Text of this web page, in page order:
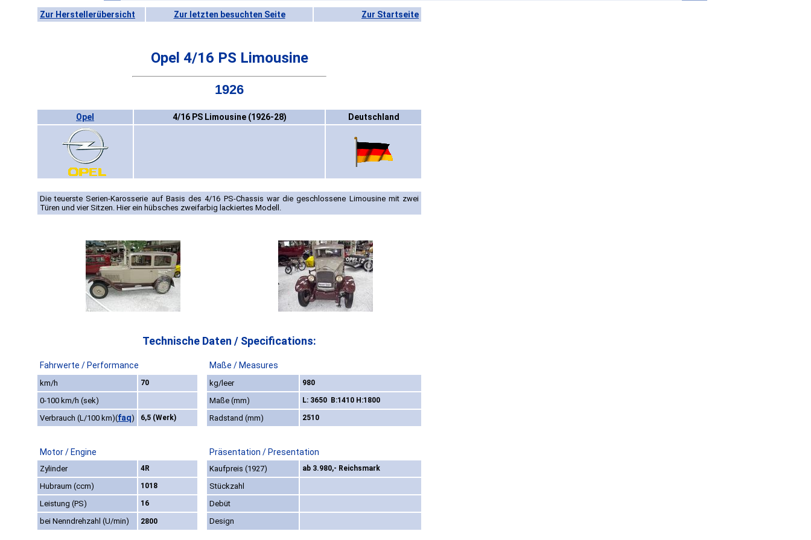
Zur Herstellerübersicht Zur letzten besuchten Seite Zur Startseite
Opel 4/16 PS Limousine
1926
Opel 4/16 PS Limousine (1926-28) Deutschland
Die teuerste Serien-Karosserie auf Basis des 4/16 PS-Chassis war die geschlossene Limousine mit zwei
Türen und vier Sitzen. Hier ein hübsches zweifarbig lackiertes Modell.
Technische Daten / Specifications:
Fahrwerte / Performance Maße / Measures
km/h 70 kg/leer 980
0-100 km/h (sek) Maße (mm) L: 3650 B:1410 H:1800
Verbrauch (L/100 km)(faq) 6,5 (Werk) Radstand (mm) 2510
Motor / Engine Präsentation / Presentation
Zylinder 4R Kaufpreis (1927) ab 3.980,- Reichsmark
Hubraum (ccm) 1018
Stückzahl
Leistung (PS)
16
Debüt
bei Nenndrehzahl (U/min)
2800 Design